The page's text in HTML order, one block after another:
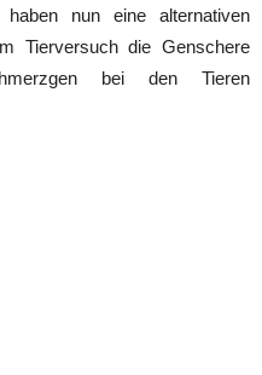
haben nun eine alternativen
Tierversuch die Genschere
bei den Tieren